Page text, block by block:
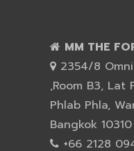
MM THE
2354/8
,Room B3, Lat
Phlab Phla,
Bangkok 10310
+66 2128